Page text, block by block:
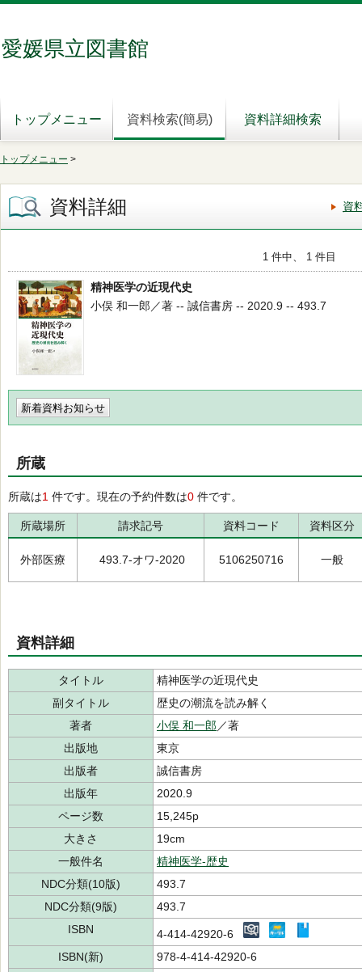
愛媛県立図書館
トップメニュー 資料検索(簡易) 資料詳細検索
トップメニュー >
資料詳細 資
1 件中、 1 件目
精神医学の近現代史
小俣 和一郎／著 -- 誠信書房 -- 2020.9 -- 493.7
新着資料お知らせ
所蔵
所蔵は1 件です。現在の予約件数は0 件です。
所蔵場所 請求記号 資料コード 資料区分
外部医療 493.7-オワ-2020 5106250716 一般
資料詳細
タイトル
精神医学の近現代史
副タイトル
歴史の潮流を読み解く
著者
小俣 和一郎 ／著
出版地
東京
出版者
誠信書房
出版年
2020.9
ページ数
15,245p
大きさ
19cm
一般件名
精神医学-歴史
NDC分類(10版)
493.7
NDC分類(9版)
493.7
ISBN
4-414-42920-6
ISBN(新)
978-4-414-42920-6